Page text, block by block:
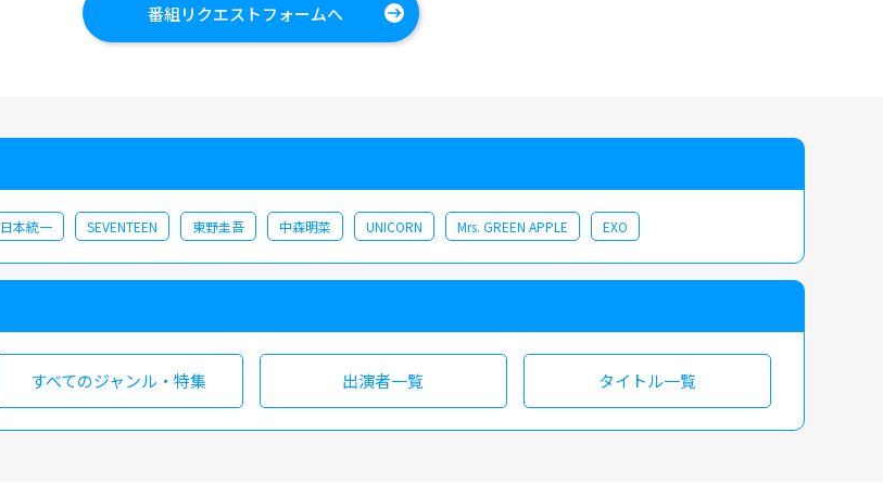
番組リクエストフォームへ
日本統一 SEVENTEEN 東野圭吾 中森明菜 UNICORN Mrs. GREEN APPLE EXO
すべてのジャンル・特集 出演者一覧 タイトル一覧